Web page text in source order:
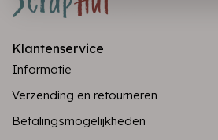
Klantenservice
Informatie
Verzending en retourneren
Betalingsmogelijkheden